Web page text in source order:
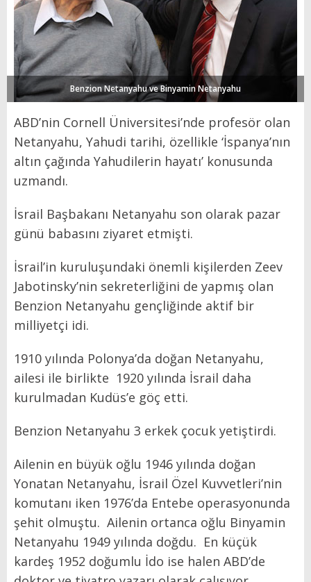
Benzion Netanyahu ve Binyamin Netanyahu
ABD’nin Cornell Üniversitesi’nde profesör olan
Netanyahu, Yahudi tarihi, özellikle ‘İspanya’nın
altın çağında Yahudilerin hayatı’ konusunda
uzmandı.
İsrail Başbakanı Netanyahu son olarak pazar
günü babasını ziyaret etmişti.
İsrail’in kuruluşundaki önemli kişilerden Zeev
Jabotinsky’nin sekreterliğini de yapmış olan
Benzion Netanyahu gençliğinde aktif bir
milliyetçi idi.
1910 yılında Polonya’da doğan Netanyahu,
ailesi ile birlikte 1920 yılında İsrail daha
kurulmadan Kudüs’e göç etti.
Benzion Netanyahu 3 erkek çocuk yetiştirdi.
Ailenin en büyük oğlu 1946 yılında doğan
Yonatan Netanyahu, İsrail Özel Kuvvetleri’nin
komutanı iken 1976’da Entebe operasyonunda
şehit olmuştu. Ailenin ortanca oğlu Binyamin
Netanyahu 1949 yılında doğdu. En küçük
kardeş 1952 doğumlu İdo ise halen ABD’de